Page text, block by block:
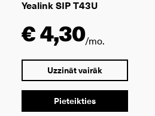
Yealink SIP T43U
€ 4,30/mo.
Uzzināt vairāk
Pieteikties